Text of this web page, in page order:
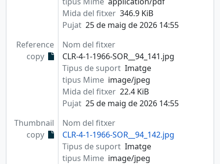
Mida del fitxer 346.9 KiB
Pujat 25 de maig de 2026 14:55
Reference
copy
Nom del fitxer
CLR-4-1-1966-SOR__94_141.jpg
Tipus de suport Imatge
tipus Mime image/jpeg
Mida del fitxer 22.4 KiB
Pujat 25 de maig de 2026 14:55
Thumbnail
copy
Nom del fitxer
CLR-4-1-1966-SOR__94_142.jpg
Tipus de suport Imatge
tipus Mime image/jpeg